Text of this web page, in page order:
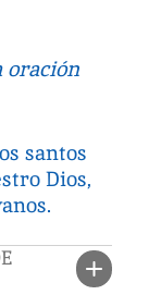
oración
santos
Dios,